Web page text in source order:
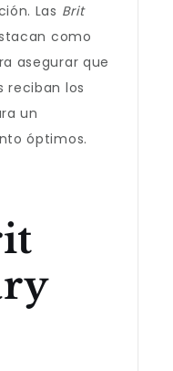
Las Brit
como
asegurar que
reciban los
un
óptimos.